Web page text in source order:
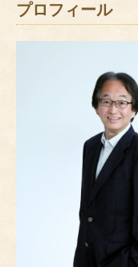
プロフィール